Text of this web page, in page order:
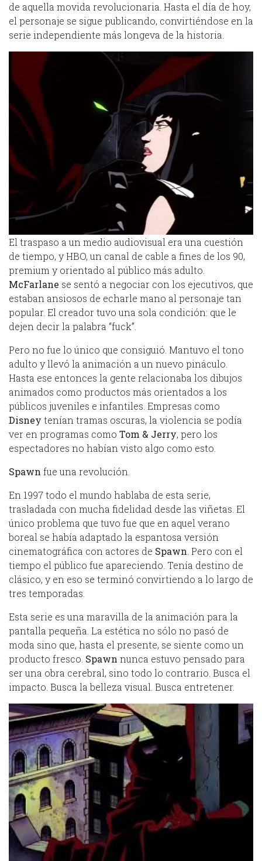
de aquella movida revolucionaria. Hasta el día de hoy,
el personaje se sigue publicando, convirtiéndose en la
serie independiente más longeva de la historia.
El traspaso a un medio audiovisual era una cuestión
de tiempo, y HBO, un canal de cable a fines de los 90,
premium y orientado al público más adulto.
McFarlane se sentó a negociar con los ejecutivos, que
estaban ansiosos de echarle mano al personaje tan
popular. El creador tuvo una sola condición: que le
dejen decir la palabra “fuck”.
Pero no fue lo único que consiguió. Mantuvo el tono
adulto y llevó la animación a un nuevo pináculo.
Hasta ese entonces la gente relacionaba los dibujos
animados como productos más orientados a los
públicos juveniles e infantiles. Empresas como
Disney tenían tramas oscuras, la violencia se podía
ver en programas como Tom & Jerry, pero los
espectadores no habían visto algo como esto.
Spawn fue una revolución.
En 1997 todo el mundo hablaba de esta serie,
trasladada con mucha fidelidad desde las viñetas. El
único problema que tuvo fue que en aquel verano
boreal se había adaptado la espantosa versión
cinematográfica con actores de Spawn . Pero con el
tiempo el público fue apareciendo. Tenía destino de
clásico, y en eso se terminó convirtiendo a lo largo de
tres temporadas.
Esta serie es una maravilla de la animación para la
pantalla pequeña. La estética no sólo no pasó de
moda sino que, hasta el presente, se siente como un
producto fresco. Spawn nunca estuvo pensado para
ser una obra cerebral, sino todo lo contrario. Busca el
impacto. Busca la belleza visual. Busca entretener.